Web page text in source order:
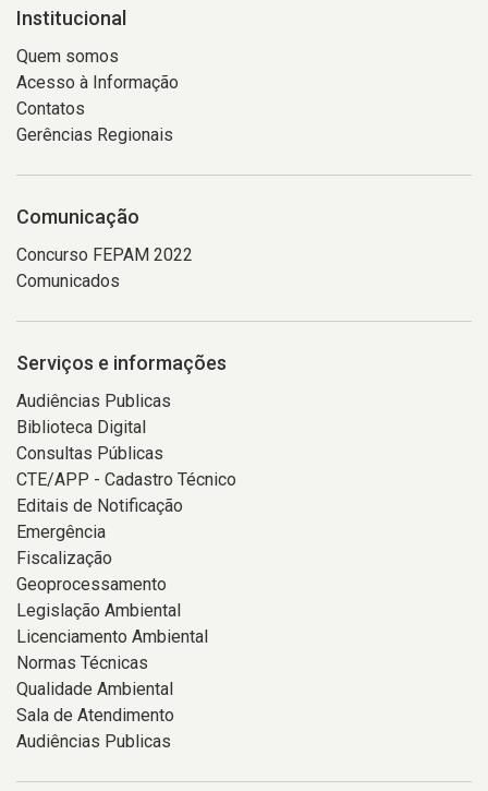
Institucional
Quem somos
Acesso à Informação
Contatos
Gerências Regionais
Comunicação
Concurso FEPAM 2022
Comunicados
Serviços e informações
Audiências Publicas
Biblioteca Digital
Consultas Públicas
CTE/APP - Cadastro Técnico
Editais de Notificação
Emergência
Fiscalização
Geoprocessamento
Legislação Ambiental
Licenciamento Ambiental
Normas Técnicas
Qualidade Ambiental
Sala de Atendimento
Audiências Publicas